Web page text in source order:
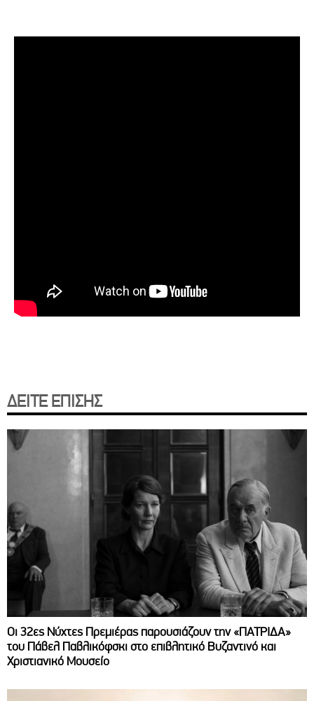
ΔΕΙΤΕ ΕΠΙΣΗΣ
Οι 32ες Νύχτες Πρεμιέρας παρουσιάζουν την «ΠΑΤΡΙΔΑ»
του Πάβελ Παβλικόφσκι στο επιβλητικό Βυζαντινό και
Χριστιανικό Μουσείο